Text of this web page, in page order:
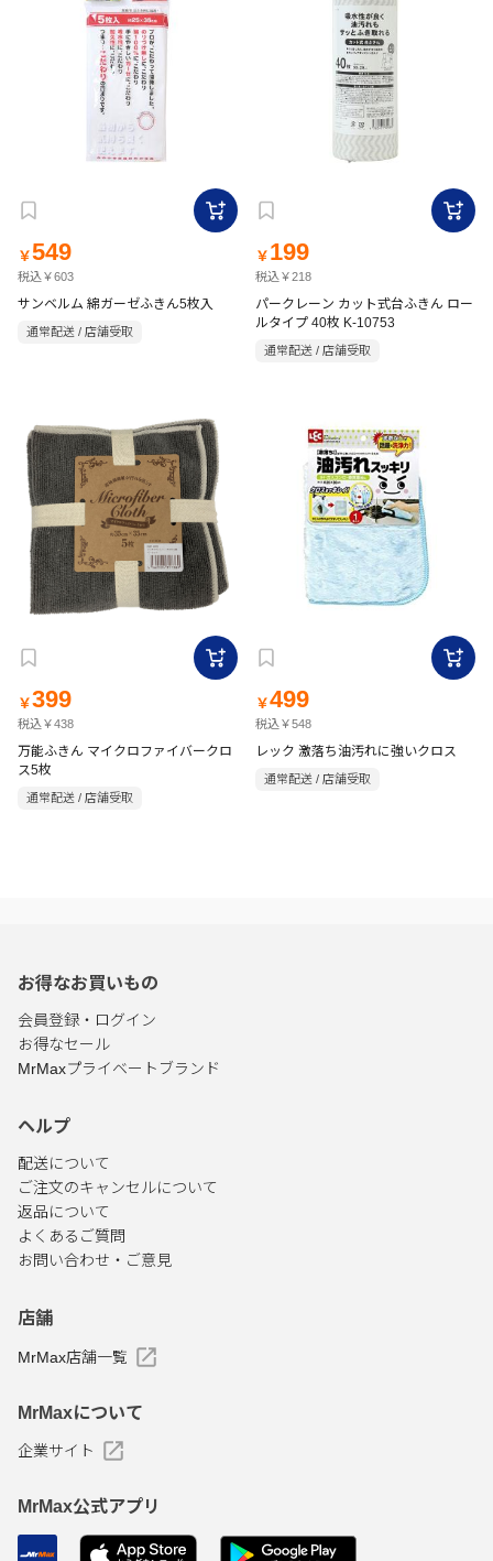
￥549
税込￥603
サンベルム 綿ガーゼふきん5枚入
通常配送 / 店舗受取
￥ 199
税込￥218
パークレーン カット式台ふきん ロー
ルタイプ 40枚 K-10753
通常配送 / 店舗受取
￥399
税込￥438
万能ふきん マイクロファイバークロ
ス5枚
通常配送 / 店舗受取
￥499
税込￥548
レック 激落ち油汚れに強いクロス
通常配送 / 店舗受取
お得なお買いもの
会員登録・ログイン
お得なセール
MrMaxプライベートブランド
ヘルプ
配送について
ご注文のキャンセルについて
返品について
よくあるご質問
お問い合わせ・ご意見
店舗
MrMax店舗一覧
MrMaxについて
企業サイト
MrMax公式アプリ